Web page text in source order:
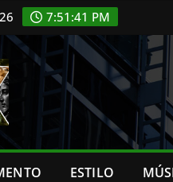
7:51:42 PM
ESTILO